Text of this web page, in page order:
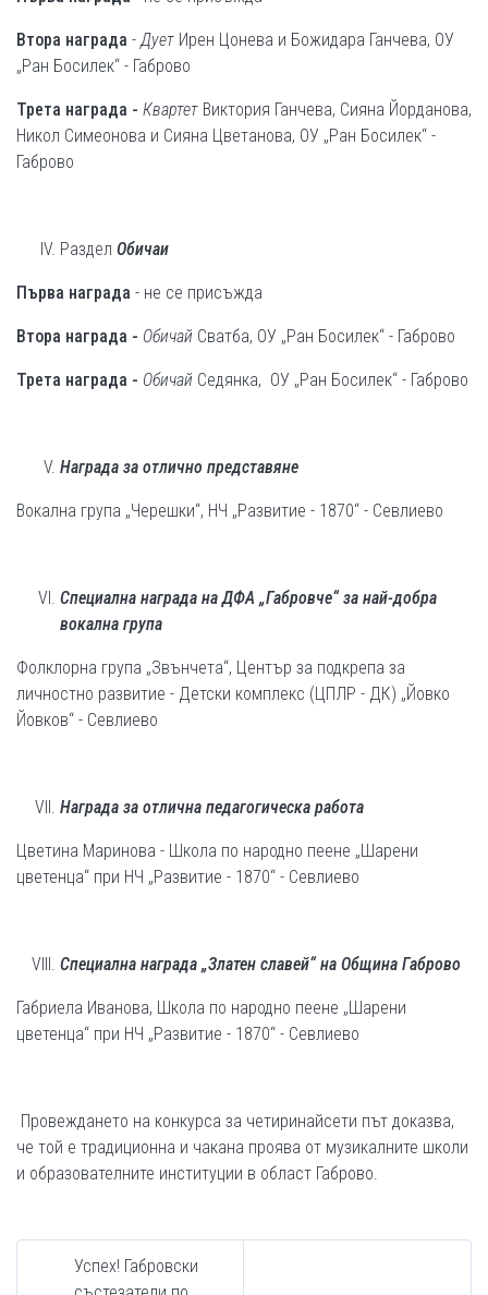
Втора награда -Дует Ирен Цонева и Божидара Ганчева, ОУ
„Ран Босилек“ - Габрово
Трета награда - Квартет Виктория Ганчева, Сияна Йорданова,
Никол Симеонова и Сияна Цветанова, ОУ „Ран Босилек“ -
Габрово
Раздел Обичаи
Първа награда - не се присъжда
Втора награда - Обичай Сватба, ОУ „Ран Босилек“ - Габрово
Трета награда - Обичай Седянка, ОУ „Ран Босилек“ - Габрово
Награда за отлично представяне
Вокална група „Черешки“, НЧ „Развитие - 1870“ - Севлиево
Специална награда на ДФА „Габровче“ за най-добра
вокална група
Фолклорна група „Звънчета“, Център за подкрепа за
личностно развитие - Детски комплекс (ЦПЛР - ДК) „Йовко
Йовков“ - Севлиево
Награда за отлична педагогическа работа
Цветина Маринова - Школа по народно пеене „Шарени
цветенца“ при НЧ „Развитие - 1870“ - Севлиево
Специална награда „Златен славей“ на Община Габрово
Габриела Иванова, Школа по народно пеене „Шарени
цветенца“ при НЧ „Развитие - 1870“ - Севлиево
Провеждането на конкурса за четиринайсети път доказва,
че той е традиционна и чакана проява от музикалните школи
и образователните институции в област Габрово.
Успех! Габровски